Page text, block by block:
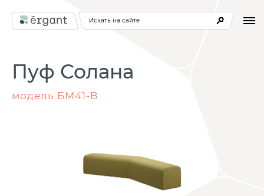
Искать на сайте
Пуф Солана
модель БМ41-В